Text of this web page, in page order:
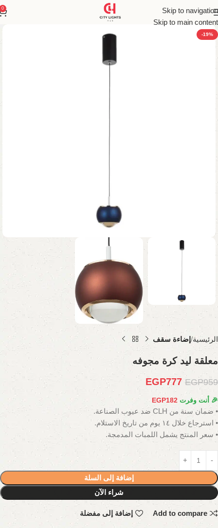
Skip to navigation
Skip to main content
0
-19%
الرئيسية إضاءة سقف
معلقة ليد كرة مجوفه
EGP959
EGP777
🎉 أنت وفرت EGP182
• ضمان سنة من CLH ضد عيوب الصناعة.
• استرجاع خلال ١٤ يوم من تاريخ الاستلام.
• سعر المنتج يشمل اللمبات المدمجة.
إضافة إلى السلة
شراء الآن
Add to compare إضافة إلى مفضلة